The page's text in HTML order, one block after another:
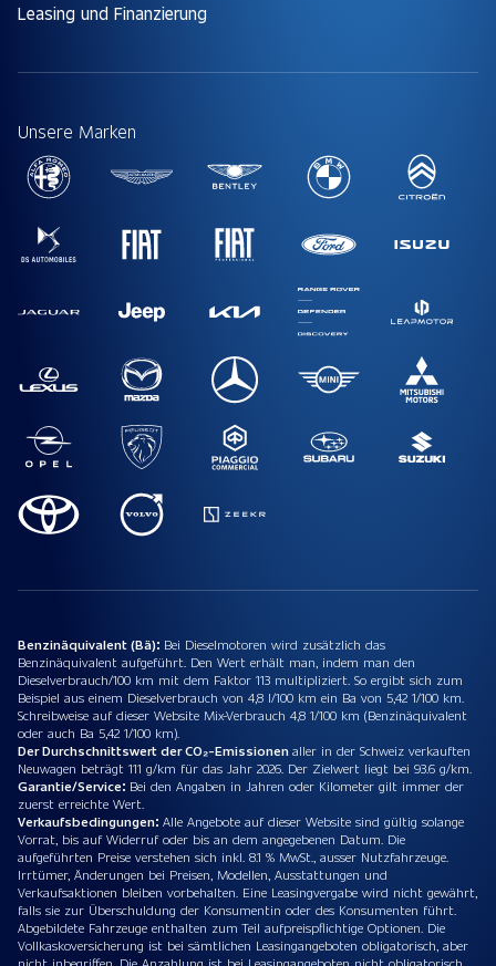
Leasing und Finanzierung
Unsere Marken
Benzinäquivalent (Bä): Bei Dieselmotoren wird zusätzlich das
Benzinäquivalent aufgeführt. Den Wert erhält man, indem man den
Dieselverbrauch/100 km mit dem Faktor 113 multipliziert. So ergibt sich zum
Beispiel aus einem Dieselverbrauch von 4,8 l/100 km ein Ba von 5,42 1/100 km.
Schreibweise auf dieser Website Mix-Verbrauch 4,8 1/100 km (Benzinäquivalent
oder auch Ba 5,42 1/100 km).
Der Durchschnittswert der CO₂-Emissionenaller in der Schweiz verkauften
Neuwagen beträgt 111 g/km für das Jahr 2026. Der Zielwert liegt bei 93.6 g/km.
Garantie/Service: Bei den Angaben in Jahren oder Kilometer gilt immer der
zuerst erreichte Wert.
Verkaufsbedingungen: Alle Angebote auf dieser Website sind gültig solange
Vorrat, bis auf Widerruf oder bis an dem angegebenen Datum. Die
aufgeführten Preise verstehen sich inkl. 8.1 % MwSt., ausser Nutzfahrzeuge.
Irrtümer, Änderungen bei Preisen, Modellen, Ausstattungen und
Verkaufsaktionen bleiben vorbehalten. Eine Leasingvergabe wird nicht gewährt,
falls sie zur Überschuldung der Konsumentin oder des Konsumenten führt.
Abgebildete Fahrzeuge enthalten zum Teil aufpreispflichtige Optionen. Die
Vollkaskoversicherung ist bei sämtlichen Leasingangeboten obligatorisch, aber